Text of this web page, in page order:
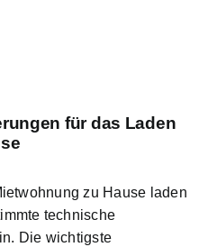
für das Laden
zu Hause laden
technische
. Die wichtigste